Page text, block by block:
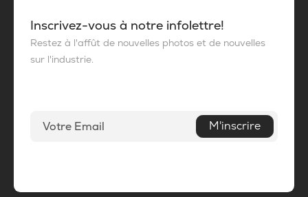
Inscrivez-vous à notre infolettre!
Restez à l'affût de nouvelles photos et de nouvelles
sur l'industrie.
M'inscrire